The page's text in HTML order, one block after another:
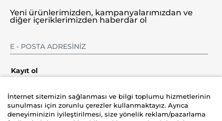
Yeni ürünlerimizden, kampanyalarımızdan ve
diğer içeriklerimizden haberdar ol
Kayıt ol
İnternet sitemizin sağlanması ve bilgi toplumu hizmetlerinin
sunulması için zorunlu çerezler kullanmaktayız. Ayrıca
deneyiminizin iyileştirilmesi, size yönelik reklam/pazarlama